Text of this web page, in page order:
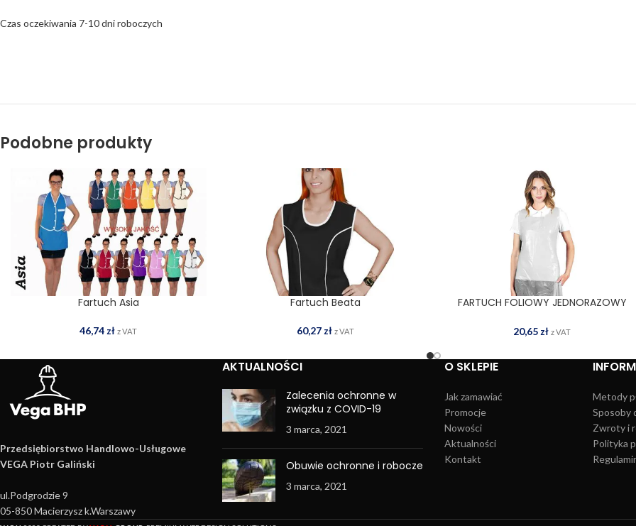
Czas oczekiwania 7-10 dni roboczych
Podobne produkty
WYBIERZ OPCJEFartuch Asia
46,74 zł z VAT
WYBIERZ OPCJEFartuch Beata
60,27 zł z VAT
DODAJ DO KOSZYKA
FARTUCH FOLIOWY JEDNORAZOWY
20,65 zł z VAT
Przedsiębiorstwo Handlowo­-Usługowe
VEGA Piotr Galiński
ul.Podgrodzie 9
05-850 Macierzysz k.Warszawy
AKTUALNOŚCI
Zalecenia ochronne w
związku z COVID-19
3 marca, 2021
Obuwie ochronne i robocze
3 marca, 2021
O SKLEPIE
Jak zamawiać
Promocje
Nowości
Aktualności
Kontakt
Metody
Sposoby
Zwroty i
Polityka